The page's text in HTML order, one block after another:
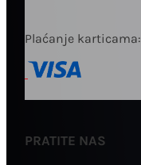
Plaćanje karticama:
PRATITE NAS